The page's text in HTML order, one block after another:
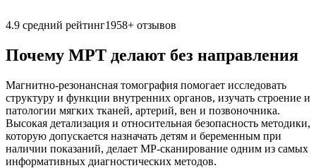
4.9 средний рейтинг1958+ отзывов
Почему МРТ делают без направления
Магнитно-резонансная томография помогает исследовать
структуру и функции внутренних органов, изучать строение и
патологии мягких тканей, артерий, вен и позвоночника.
Высокая детализация и относительная безопасность методики,
которую допускается назначать детям и беременным при
наличии показаний, делает МР-сканирование одним из самых
информативных диагностических методов.